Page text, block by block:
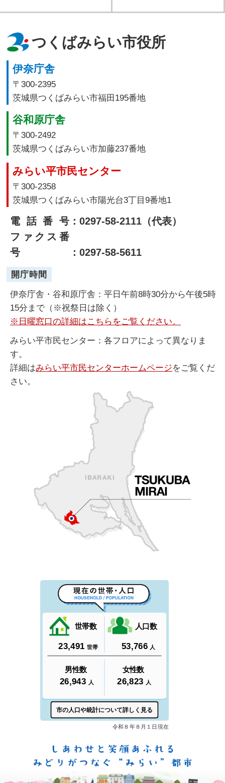
つくばみらい市役所
伊奈庁舎
〒300-2395
茨城県つくばみらい市福田195番地
谷和原庁舎
〒300-2492
茨城県つくばみらい市加藤237番地
みらい平市民センター
〒300-2358
茨城県つくばみらい市陽光台3丁目9番地1
電話番号：0297-58-2111（代表）
ファクス番
号
：0297-58-5611
開庁時間
伊奈庁舎・谷和原庁舎：平日午前8時30分から午後5時
15分まで（※祝祭日は除く）
※日曜窓口の詳細はこちらをご覧ください。
みらい平市民センター：各フロアによって異なりま
す。
詳細はみらい平市民センターホームページをご覧くだ
さい。